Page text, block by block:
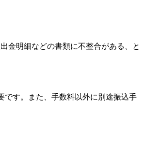
金明細などの書類に不整合がある、と
です。また、手数料以外に別途振込手